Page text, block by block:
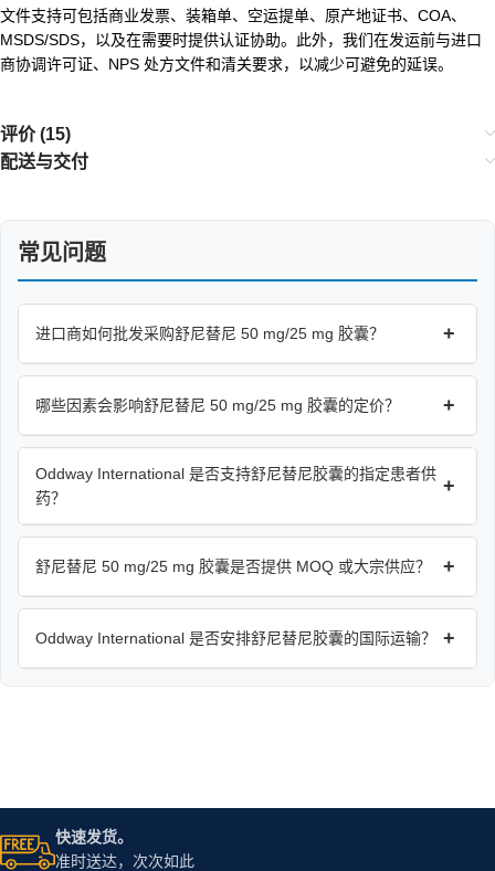
文件支持可包括商业发票、装箱单、空运提单、原产地证书、COA、
MSDS/SDS，以及在需要时提供认证协助。此外，我们在发运前与进口
商协调许可证、NPS 处方文件和清关要求，以减少可避免的延误。
评价 (15)
配送与交付
常见问题
进口商如何批发采购舒尼替尼 50 mg/25 mg 胶囊？ +
哪些因素会影响舒尼替尼 50 mg/25 mg 胶囊的定价？ +
Oddway International 是否支持舒尼替尼胶囊的指定患者供
药？
+
舒尼替尼 50 mg/25 mg 胶囊是否提供 MOQ 或大宗供应？ +
Oddway International 是否安排舒尼替尼胶囊的国际运输？ +
快速发货。
准时送达，次次如此